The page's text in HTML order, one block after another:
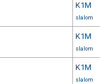
K1M
slalom
K1M
slalom
K1M
slalom